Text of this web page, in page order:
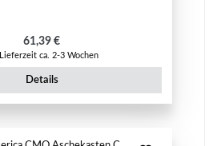
Regulärer Preis:
61,39 €
Lieferzeit ca. 2-3 Wochen
Details